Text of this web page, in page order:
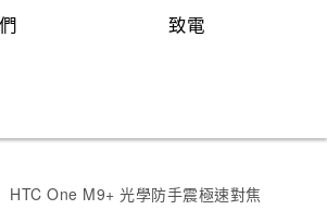
致電
HTC One M9+ 光學防手震極速對焦‎